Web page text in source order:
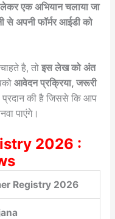
एक अभियान चलाया जा
से अपनी फॉर्मर आईडी को
है, तो इस लेख को अंत
आवेदन प्रक्रिया, जरूरी
प्रदान की है जिससे कि आप
पाएंगे।
2026 :
Registry 2026